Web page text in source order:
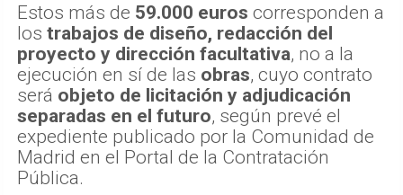
Estos más de 59.000 euros corresponden a
los trabajos de diseño, redacción del
proyecto y dirección facultativa, no a la
ejecución en sí de las obras, cuyo contrato
será objeto de licitación y adjudicación
separadas en el futuro, según prevé el
expediente publicado por la Comunidad de
Madrid en el Portal de la Contratación
Pública.